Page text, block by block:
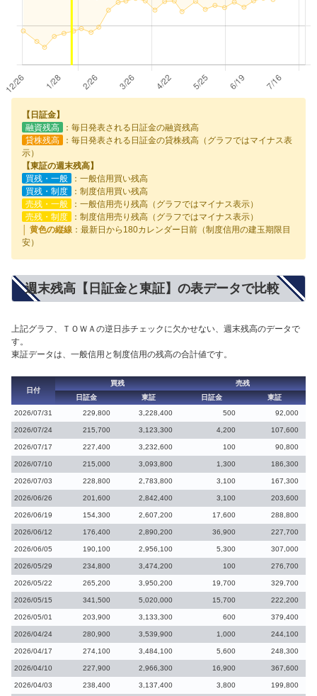
【日証金】
融資残高
：毎日発表される日証金の融資残高
貸株残高
：毎日発表される日証金の貸株残高（グラフではマイナス表
示）
【東証の週末残高】
買残・一般
：一般信用買い残高
買残・制度
：制度信用買い残高
売残・一般
：一般信用売り残高（グラフではマイナス表示）
売残・制度
：制度信用売り残高（グラフではマイナス表示）
│ 黄色の縦線 ：最新日から180カレンダー日前（制度信用の建玉期限目
安）
週末残高【日証金と東証】の表データで比較
上記グラフ、ＴＯＷＡの逆日歩チェックに欠かせない、週末残高のデータで
す。
東証データは、一般信用と制度信用の残高の合計値です。
日付
買残
売残
日証金
東証 日証金
東証
2026/07/31
229,800 3,228,400 500 92,000
2026/07/24 215,700 3,123,300 4,200 107,600
2026/07/17 227,400 3,232,600 100 90,800
2026/07/10 215,000 3,093,800 1,300 186,300
2026/07/03 228,800 2,783,800 3,100 167,300
2026/06/26 201,600 2,842,400 3,100 203,600
2026/06/19 154,300 2,607,200 17,600 288,800
2026/06/12 176,400 2,890,200 36,900 227,700
2026/06/05 190,100 2,956,100 5,300 307,000
2026/05/29 234,800 3,474,200 100 276,700
2026/05/22 265,200 3,950,200 19,700 329,700
2026/05/15 341,500 5,020,000 15,700 222,200
2026/05/01 203,900 3,133,300 600 379,400
2026/04/24 280,900 3,539,900 1,000 244,100
2026/04/17 274,100 3,484,100 5,600 248,300
2026/04/10 227,900 2,966,300 16,900 367,600
2026/04/03 238,400 3,137,400 3,800 199,800